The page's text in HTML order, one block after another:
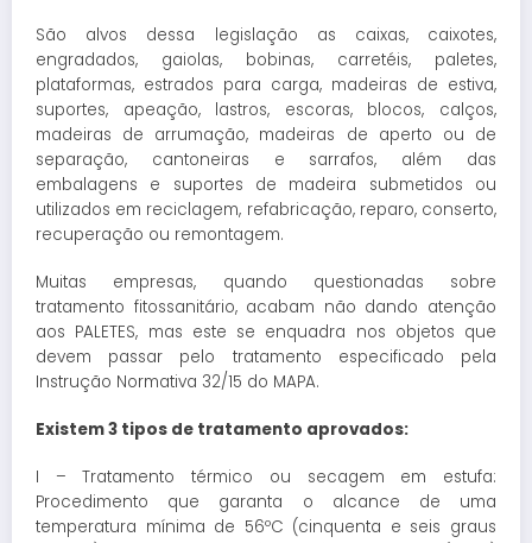
São alvos dessa legislação as caixas, caixotes,
engradados, gaiolas, bobinas, carretéis, paletes,
plataformas, estrados para carga, madeiras de estiva,
suportes, apeação, lastros, escoras, blocos, calços,
madeiras de arrumação, madeiras de aperto ou de
separação, cantoneiras e sarrafos, além das
embalagens e suportes de madeira submetidos ou
utilizados em reciclagem, refabricação, reparo, conserto,
recuperação ou remontagem.
Muitas empresas, quando questionadas sobre
tratamento fitossanitário, acabam não dando atenção
aos PALETES, mas este se enquadra nos objetos que
devem passar pelo tratamento especificado pela
Instrução Normativa 32/15 do MAPA.
Existem 3 tipos de tratamento aprovados:
I – Tratamento térmico ou secagem em estufa:
Procedimento que garanta o alcance de uma
temperatura mínima de 56ºC (cinquenta e seis graus